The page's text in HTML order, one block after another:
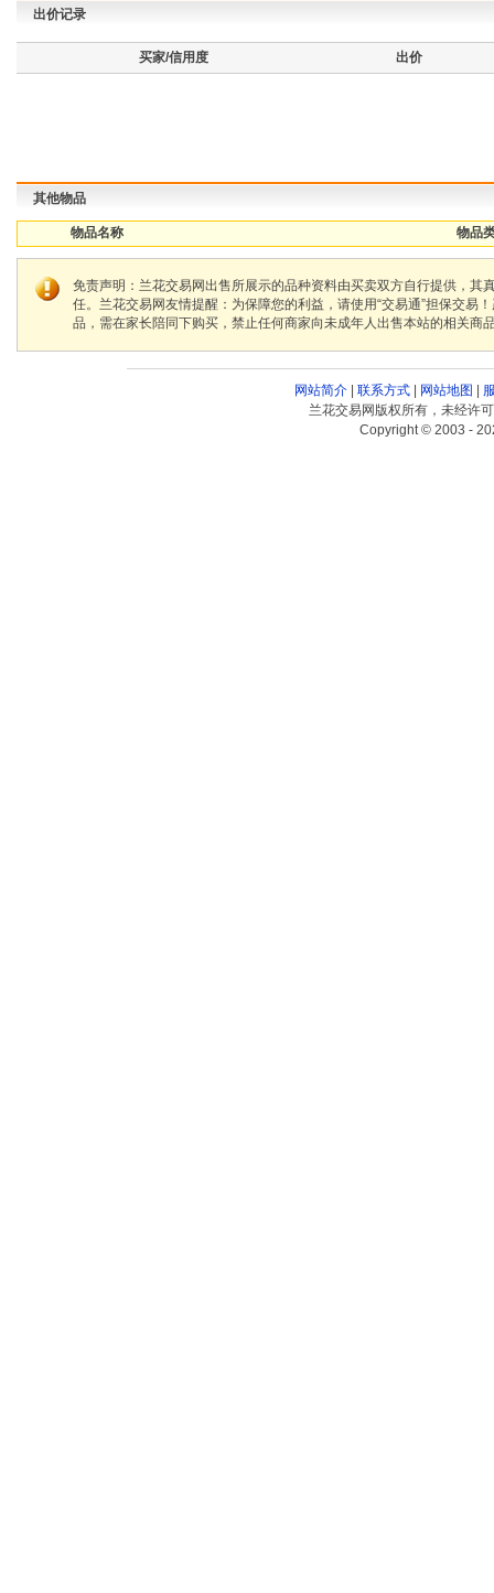
出价记录
买家/信用度 出价
其他物品
物品名称 物品
免责声明：兰花交易网出售所展示的品种资料由买卖双方自行提供，
任。兰花交易网友情提醒：为保障您的利益，请使用“交易通”担保交
品，需在家长陪同下购买，禁止任何商家向未成年人出售本站的相关商
网站简介| 联系方式| 网站地图
兰花交易网版权所有，未经许
Copyright © 2003 -